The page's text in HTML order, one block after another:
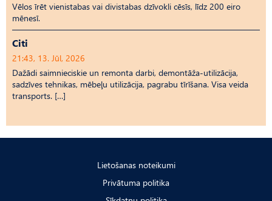
Vēlos īrēt vienistabas vai divistabas dzīvokli cēsīs, līdz 200 eiro
mēnesī.
Citi
21:43, 13. Jūl, 2026
Dažādi saimnieciskie un remonta darbi, demontāža-utilizācija,
sadzīves tehnikas, mēbeļu utilizācija, pagrabu tīrīšana. Visa veida
transports. […]
Lietošanas noteikumi
Privātuma politika